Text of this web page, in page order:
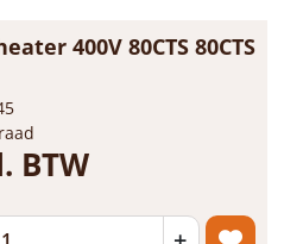
400V 80CTS 80CTS
BTW